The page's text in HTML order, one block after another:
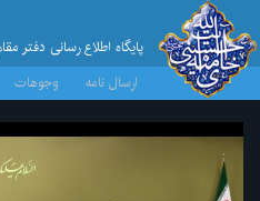
پایگاه اطلاع رسانی دفتر
ارسال نامه
وجوهات